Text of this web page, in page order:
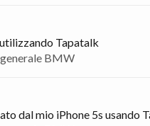
Tapatalk
BMW
dal mio iPhone 5s usando